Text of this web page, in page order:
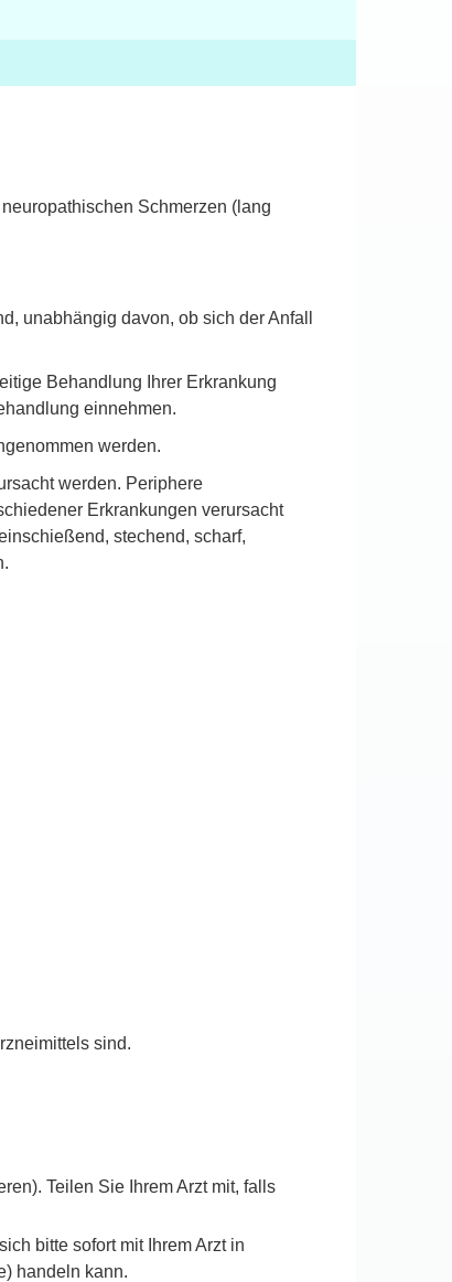
Schmerzen (lang
unabhängig davon, ob sich der Anfall
Behandlung Ihrer Erkrankung
einnehmen.
werden.
werden. Periphere
Erkrankungen verursacht
stechend, scharf,
sind.
Teilen Sie Ihrem Arzt mit, falls
bitte sofort mit Ihrem Arzt in
handeln kann.